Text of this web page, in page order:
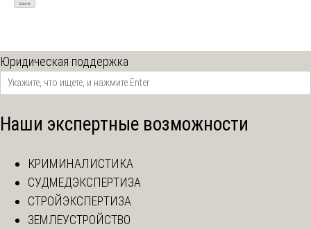
Юридическая поддержка
Наши экспертные возможности
КРИМИНАЛИСТИКА
СУДМЕДЭКСПЕРТИЗА
СТРОЙЭКСПЕРТИЗА
ЗЕМЛЕУСТРОЙСТВО